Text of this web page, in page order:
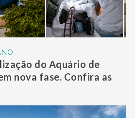
do Aquário de
nova fase. Confira as